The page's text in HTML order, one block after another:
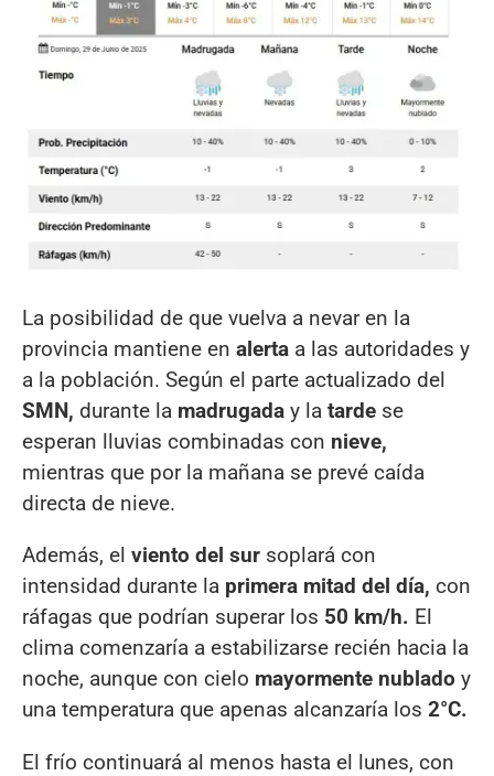
La posibilidad de que vuelva a nevar en la
provincia mantiene en alerta a las autoridades y
a la población. Según el parte actualizado del
SMN, durante la madrugada y la tarde se
esperan lluvias combinadas con nieve,
mientras que por la mañana se prevé caída
directa de nieve.
Además, el viento del sur soplará con
intensidad durante la primera mitad del día, con
ráfagas que podrían superar los 50 km/h. El
clima comenzaría a estabilizarse recién hacia la
noche, aunque con cielo mayormente nublado y
una temperatura que apenas alcanzaría los 2°C.
El frío continuará al menos hasta el lunes, con